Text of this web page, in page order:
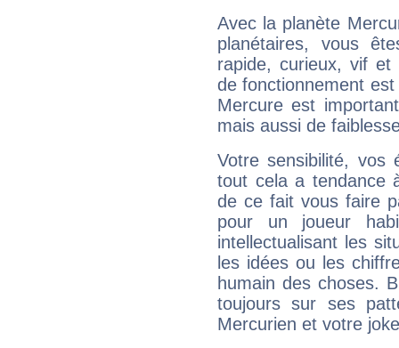
Avec la planète
planétaires, vous
rapide, curieux, vif et
de fonctionnement
Mercure est
mais aussi de
Votre sensibilité,
tout cela a tendance
de ce fait vous faire
pour un joueur
intellectualisant les
les idées ou les
humain des choses.
toujours sur ses
Mercurien et votre